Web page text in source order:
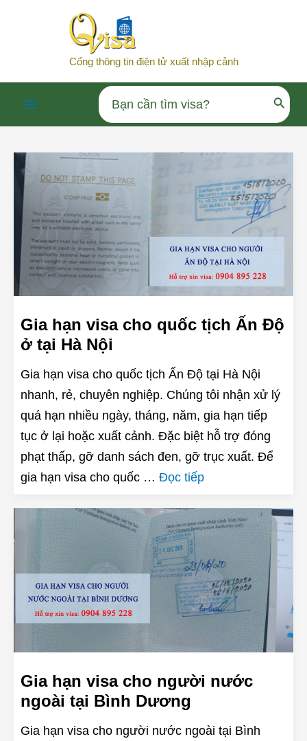
Cổng thông tin điện tử xuất nhập cảnh
Menu
Search
for:
Gia hạn visa cho quốc tịch Ấn Độ
ở tại Hà Nội
Gia hạn visa cho quốc tịch Ấn Độ tại Hà Nội
nhanh, rẻ, chuyên nghiệp. Chúng tôi nhận xử lý
quá hạn nhiều ngày, tháng, năm, gia hạn tiếp
tục ở lại hoặc xuất cảnh. Đặc biệt hỗ trợ đóng
phạt thấp, gỡ danh sách đen, gỡ trục xuất. Để
gia hạn visa cho quốc … Đọc tiếp
Gia hạn visa cho người nước
ngoài tại Bình Dương
Gia hạn visa cho người nước ngoài tại Bình